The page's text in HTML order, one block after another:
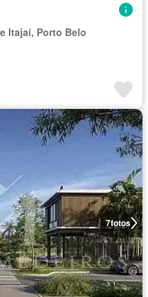
Itajaí, Porto Belo
7fotos